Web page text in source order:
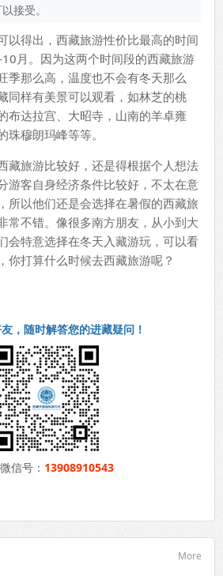
接受。
以得出，西藏旅游性价比最高的时间
月。因为这两个时间段的西藏旅游
季那么高，温度也不会有冬天那么
同样有美景可以观看，如林芝的桃
布达拉宫、大昭寺，山南的羊卓雍
穆朗玛峰等等。
藏旅游比较好，还是得根据个人想法
游客自身经济条件比较好，不太在意
所以他们还是会选择在暑假的西藏旅
常不错。像很多南方朋友，从小到大
会特意选择在冬天入藏游玩，可以看
你打算什么时候去西藏旅游呢？
，随时解答您的进藏疑问！
信号： 13908910543
More